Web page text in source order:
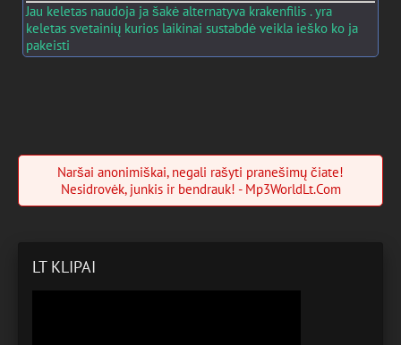
Jau keletas naudoja ja šakė alternatyva krakenfilis . yra
keletas svetainių kurios laikinai sustabdė veikla ieško ko ja
pakeisti
Naršai anonimiškai, negali rašyti pranešimų čiate!
Nesidrovėk, junkis ir bendrauk! - Mp3WorldLt.Com
LT KLIPAI